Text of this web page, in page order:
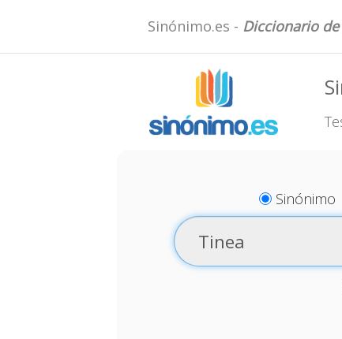
Sinónimo.es - Diccionario
Sinónimo